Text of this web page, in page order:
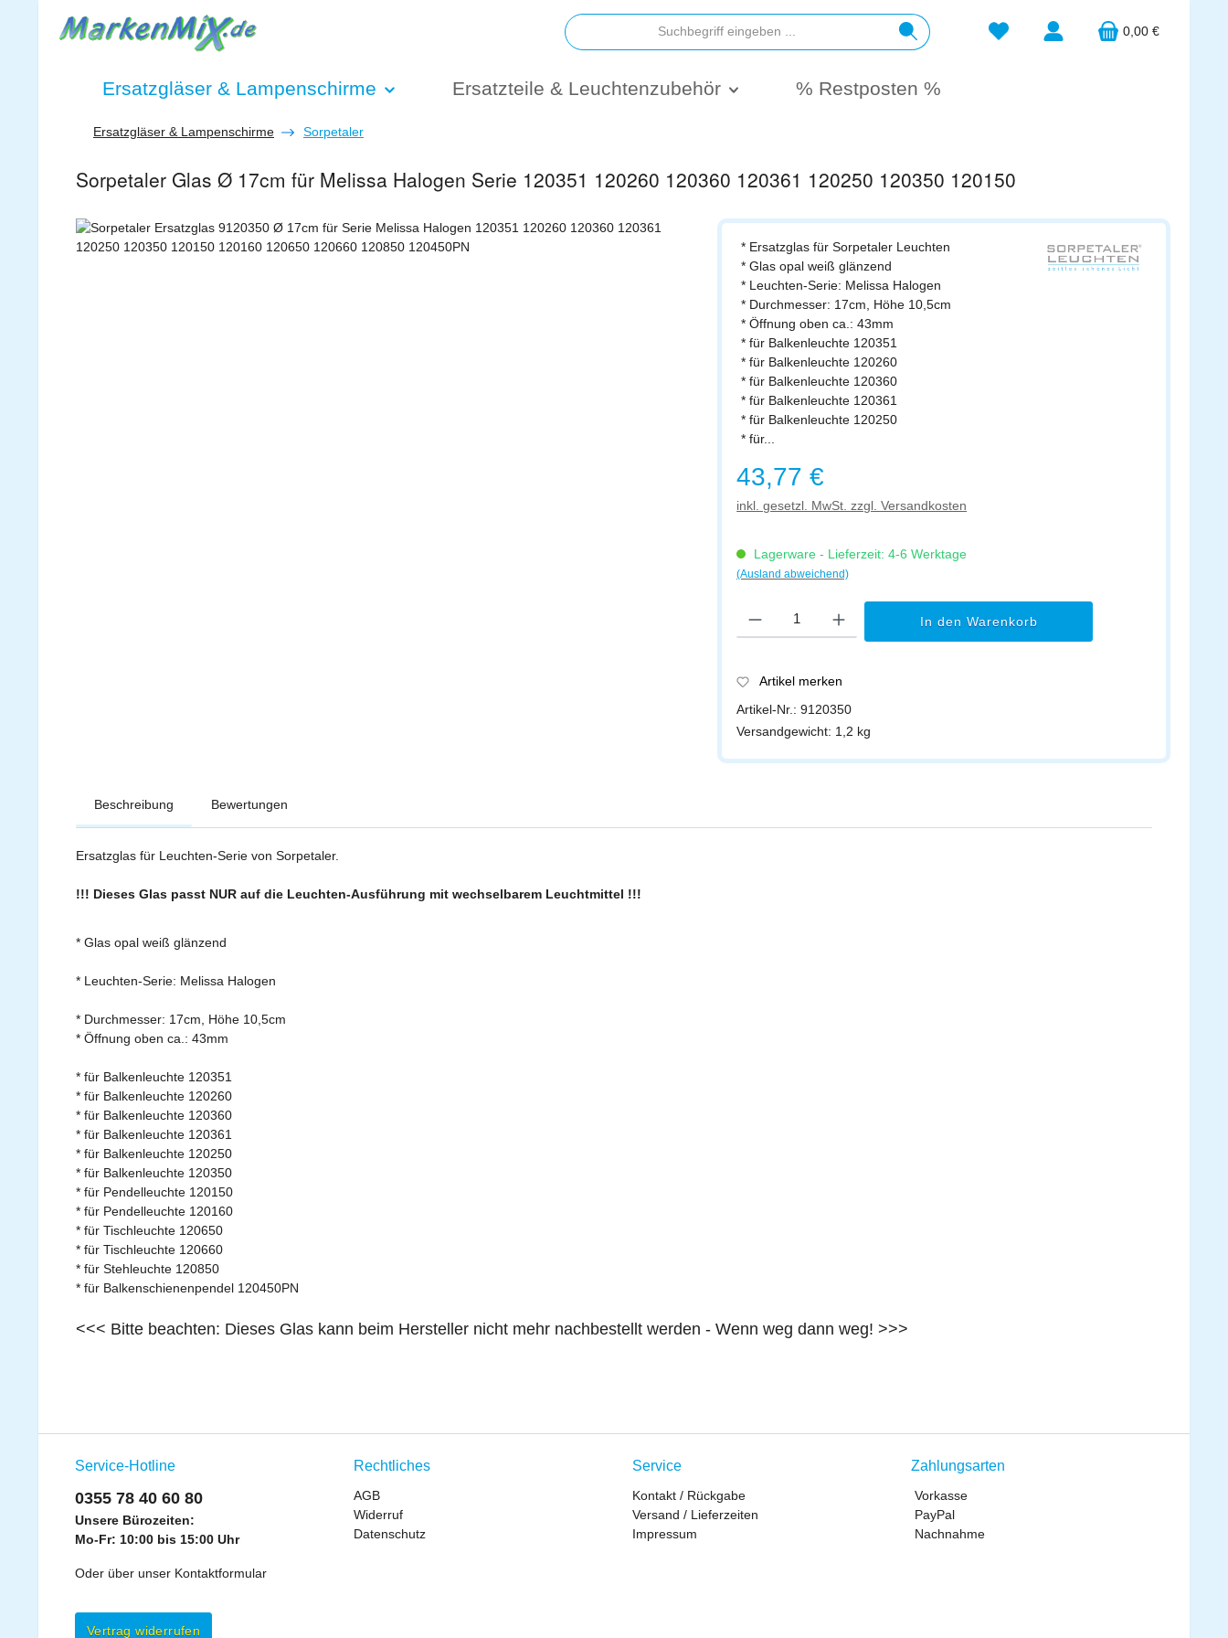
Hauptinhalt springen
Zur Suche springen
Zur Hauptnavigation springen
Du hast 0 Produkte auf dem
0,00 €
Ersatzgläser & Lampenschirme Ersatzteile & Leuchtenzubehör % Restposten %
Ersatzgläser & Lampenschirme Sorpetaler
Sorpetaler Glas Ø 17cm für Melissa Halogen Serie 120351 120260 120360 120361 120250 120350 120150
Bildergalerie überspringen
* Ersatzglas fürSorpetaler Leuchten
* Glas opal weiß glänzend
* Leuchten-Serie: Melissa Halogen
* Durchmesser: 17cm, Höhe 10,5cm
* Öffnung oben ca.: 43mm
* für Balkenleuchte 120351
* für Balkenleuchte 120260
* für Balkenleuchte 120360
* für Balkenleuchte 120361
* für Balkenleuchte 120250
* für...
Regulärer Preis:
43,77 €
inkl. gesetzl. MwSt. zzgl. Versandkosten
Lagerware - Lieferzeit: 4-6 Werktage
(Ausland abweichend)
In den Warenkorb
Artikel merken
Artikel-Nr.:9120350
Versandgewicht: 1,2 kg
Beschreibung Bewertungen
Ersatzglas für Leuchten-Serie von Sorpetaler.
!!! Dieses Glas passt NUR auf die Leuchten-Ausführung mit wechselbarem Leuchtmittel !!!
* Glas opal weiß glänzend
* Leuchten-Serie: Melissa Halogen
* Durchmesser: 17cm, Höhe 10,5cm
* Öffnung oben ca.: 43mm
* für Balkenleuchte 120351
* für Balkenleuchte 120260
* für Balkenleuchte 120360
* für Balkenleuchte 120361
* für Balkenleuchte 120250
* für Balkenleuchte 120350
* für Pendelleuchte 120150
* für Pendelleuchte 120160
* für Tischleuchte 120650
* für Tischleuchte 120660
* für Stehleuchte 120850
* für Balkenschienenpendel 120450PN
<<< Bitte beachten: Dieses Glas kann beim Hersteller nicht mehr nachbestellt werden - Wenn weg dann weg! >>>
Service-Hotline
0355 78 40 60 80
Unsere Bürozeiten:
Mo-Fr: 10:00 bis 15:00 Uhr
Oder über unser Kontaktformular
Vertrag widerrufen
Rechtliches
AGB
Widerruf
Datenschutz
Service
Kontakt / Rückgabe
Versand / Lieferzeiten
Impressum
Zahlungsarten
Vorkasse
PayPal
Nachnahme